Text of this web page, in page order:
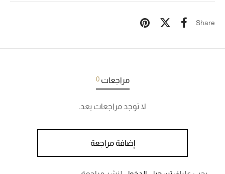
Share
مراجعات0
لا توجد مراجعات بعد.
إضافة مراجعة